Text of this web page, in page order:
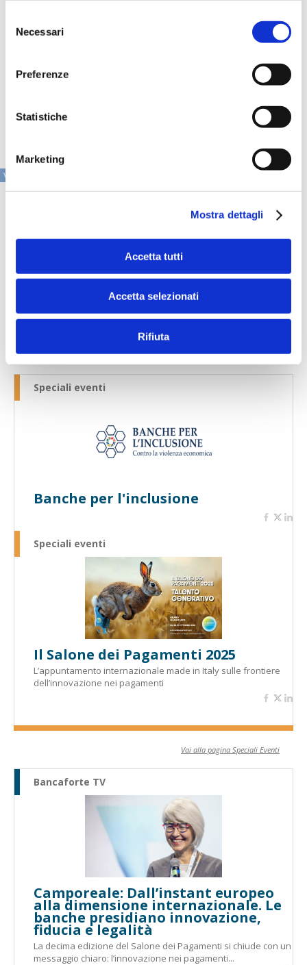
delNecessari
Preferenze
Statistiche
Marketing
Mostra dettagli
Accetta tutti
Accetta selezionati
Rifiuta
L'obiettivo non è più soltanto digitalizzare singole fasi
operative, ma costruire processi completamente fluidi,
In questo scenario, la capacità di integrare firma
un'unica esperienza digitale rappresenta una leva sempre
più strategica per imprese e operatori finanziari.
VAI ALLA SEZIONE IN PRIMO PIANO
Speciali eventi
Banche per l'inclusione
Speciali eventi
Il Salone dei Pagamenti 2025
L’appuntamento internazionale made in Italy sulle frontiere
dell’innovazione nei pagamenti
Vai alla pagina Speciali Eventi
Bancaforte TV
Camporeale: Dall’instant europeo
alla dimensione internazionale. Le
banche presidiano innovazione,
fiducia e legalità
La decima edizione del Salone dei Pagamenti si chiude con un
messaggio chiaro: l’innovazione nei pagamenti...